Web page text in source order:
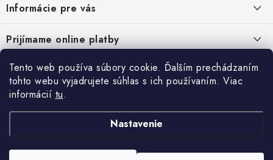
Tento web používa súbory cookie. Ďalším prechádzaním
tohto webu vyjadrujete súhlas s ich používaním. Viac
informácií tu.
Nastavenie
p
ä
t
Informácie pre vás
Reklamačný poriadok - formulár
Kontakt
Prijímame online platby
Prihlásenie
E-mail
Heslo
Facebook
Posledné hodnotenie produktov